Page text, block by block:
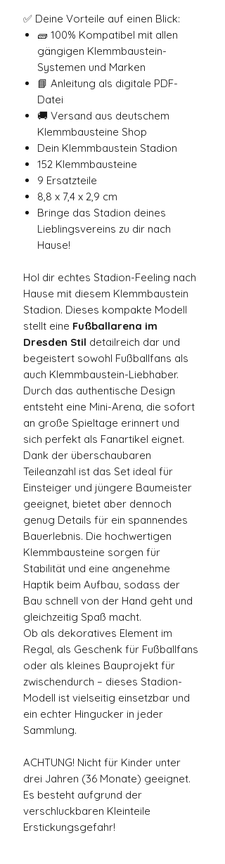
✅ Deine Vorteile auf einen Blick:
🧱 100% Kompatibel mit allen
gängigen Klemmbaustein-
Systemen und Marken
📘 Anleitung als digitale PDF-
Datei
🚚 Versand aus deutschem
Klemmbausteine Shop
Dein Klemmbaustein Stadion
152 Klemmbausteine
9 Ersatzteile
8,8 x 7,4 x 2,9 cm
Bringe das Stadion deines
Lieblingsvereins zu dir nach
Hause!
Hol dir echtes Stadion-Feeling nach
Hause mit diesem Klemmbaustein
Stadion. Dieses kompakte Modell
stellt eine Fußballarena im
Dresden Stil detailreich dar und
begeistert sowohl Fußballfans als
auch Klemmbaustein-Liebhaber.
Durch das authentische Design
entsteht eine Mini-Arena, die sofort
an große Spieltage erinnert und
sich perfekt als Fanartikel eignet.
Dank der überschaubaren
Teileanzahl ist das Set ideal für
Einsteiger und jüngere Baumeister
geeignet, bietet aber dennoch
genug Details für ein spannendes
Bauerlebnis. Die hochwertigen
Klemmbausteine sorgen für
Stabilität und eine angenehme
Haptik beim Aufbau, sodass der
Bau schnell von der Hand geht und
gleichzeitig Spaß macht.
Ob als dekoratives Element im
Regal, als Geschenk für Fußballfans
oder als kleines Bauprojekt für
zwischendurch – dieses Stadion-
Modell ist vielseitig einsetzbar und
ein echter Hingucker in jeder
Sammlung.
ACHTUNG! Nicht für Kinder unter
drei Jahren (36 Monate) geeignet.
Es besteht aufgrund der
verschluckbaren Kleinteile
Erstickungsgefahr!